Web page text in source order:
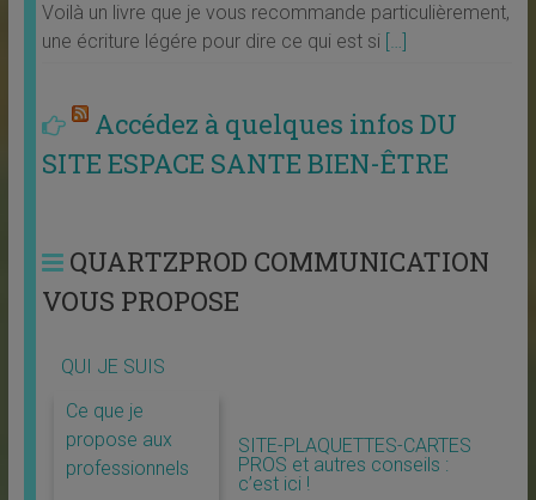
Voilà un livre que je vous recommande particulièrement,
une écriture légére pour dire ce qui est si […]
Accédez à quelques infos DU
SITE ESPACE SANTE BIEN-ÊTRE
QUARTZPROD COMMUNICATION
VOUS PROPOSE
QUI JE SUIS
Ce que je
propose aux
professionnels
SITE-PLAQUETTES-CARTES
PROS et autres conseils :
c’est ici !